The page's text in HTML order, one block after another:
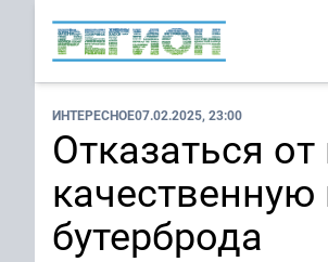
ИНТЕРЕСНОЕ07.02.2025, 23:00
Отказаться
бутерброда